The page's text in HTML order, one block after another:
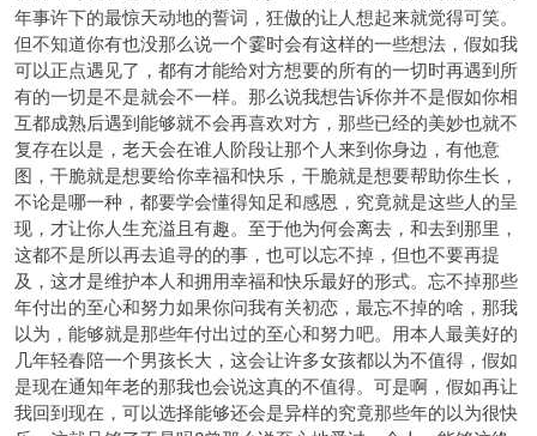
年事许下的最惊天动地的誓词，狂傲的让人想起来就觉得可笑。
但不知道你有也没那么说一个霎时会有这样的一些想法，假如我
可以正点遇见了，都有才能给对方想要的所有的一切时再遇到所
有的一切是不是就会不一样。那么说我想告诉你并不是假如你相
互都成熟后遇到能够就不会再喜欢对方，那些已经的美妙也就不
复存在以是，老天会在谁人阶段让那个人来到你身边，有他意
图，干脆就是想要给你幸福和快乐，干脆就是想要帮助你生长，
不论是哪一种，都要学会懂得知足和感恩，究竟就是这些人的呈
现，才让你人生充溢且有趣。至于他为何会离去，和去到那里，
这都不是所以再去追寻的的事，也可以忘不掉，但也不要再提
及，这才是维护本人和拥用幸福和快乐最好的形式。忘不掉那些
年付出的至心和努力如果你问我有关初恋，最忘不掉的啥，那我
以为，能够就是那些年付出过的至心和努力吧。用本人最美好的
几年轻春陪一个男孩长大，这会让许多女孩都以为不值得，假如
是现在通知年老的那我也会说这真的不值得。可是啊，假如再让
我回到现在，可以选择能够还会是异样的究竟那些年的以为很快